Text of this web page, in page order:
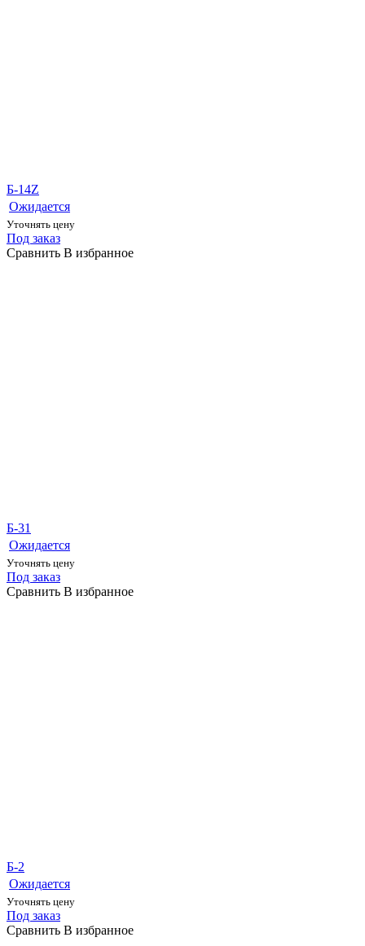
Б-14Z
Ожидается
Уточнять цену
Под заказ
Сравнить В избранное
Б-31
Ожидается
Уточнять цену
Под заказ
Сравнить В избранное
Б-2
Ожидается
Уточнять цену
Под заказ
Сравнить В избранное